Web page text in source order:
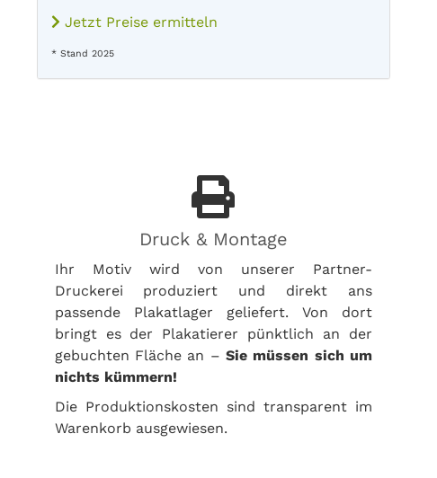
Jetzt Preise ermitteln
* Stand 2025
Druck & Montage
Ihr Motiv wird von unserer Partner-
Druckerei produziert und direkt ans
passende Plakatlager geliefert. Von dort
bringt es der Plakatierer pünktlich an der
gebuchten Fläche an – Sie müssen sich um
nichts kümmern!
Die Produktionskosten sind transparent im
Warenkorb ausgewiesen.